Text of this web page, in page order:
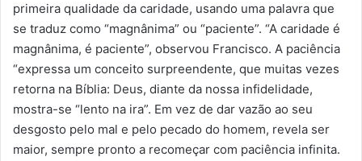
primeira qualidade da caridade, usando uma palavra que
se traduz como “magnânima” ou “paciente”. “A caridade é
magnânima, é paciente”, observou Francisco. A paciência
“expressa um conceito surpreendente, que muitas vezes
retorna na Bíblia: Deus, diante da nossa infidelidade,
mostra-se “lento na ira”. Em vez de dar vazão ao seu
desgosto pelo mal e pelo pecado do homem, revela ser
maior, sempre pronto a recomeçar com paciência infinita.